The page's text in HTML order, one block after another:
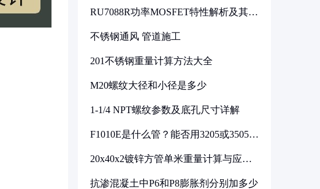
RU7088R功率MOSFET特性解析及其在
不锈钢通风 管道施工
201不锈钢重量计算方法大全
M20螺纹大径和小径是多少
1-1/4 NPT螺纹参数及底孔尺寸详解
F1010E是什么管？能否用3205或3505代
20x40x2镀锌方管单米重量计算与应用
抗渗混凝土中P6和P8膨胀剂分别加多少